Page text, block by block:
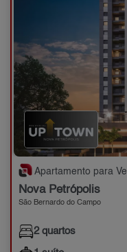
Apartamento para
Nova Petrópolis
São Bernardo do Campo
2 quartos